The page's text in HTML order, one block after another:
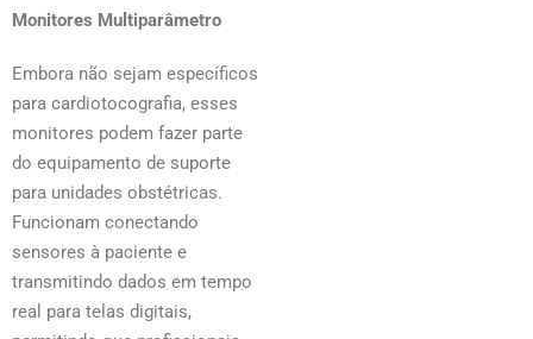
Monitores Multiparâmetro
Embora não sejam específicos
para cardiotocografia, esses
monitores podem fazer parte
do equipamento de suporte
para unidades obstétricas.
Funcionam conectando
sensores à paciente e
transmitindo dados em tempo
real para telas digitais,